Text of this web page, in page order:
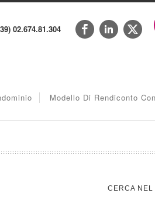
02.674.81.304
Modello Di Rendiconto
CERCA NEL